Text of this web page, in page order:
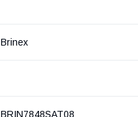
Brinex
BRIN7848SAT08